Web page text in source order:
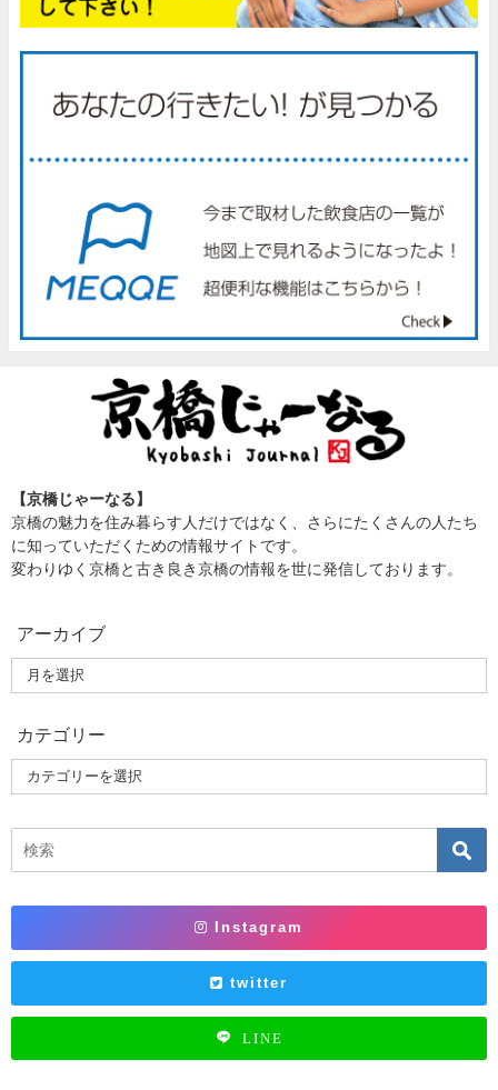
【京橋じゃーなる】
京橋の魅力を住み暮らす人だけではなく、さらにたくさんの人たち
に知っていただくための情報サイトです。
変わりゆく京橋と古き良き京橋の情報を世に発信しております。
アーカイブ
カテゴリー
Instagram
twitter
LINE